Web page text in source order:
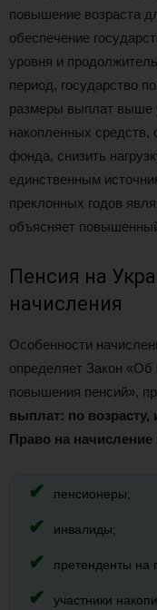
повышение возраста
обеспечение
уровня и
период, государство
размеры выплат выше
накопленных средств,
фонда, снизить
единственным
преклонных годов
объясняет
Пенсия на
начисления
Особенности
определяет Закон «Об
повышения пенсий»,
выплат: по возрасту,
Право на
пенсионеры;
инвалиды;
претенденты на
участники